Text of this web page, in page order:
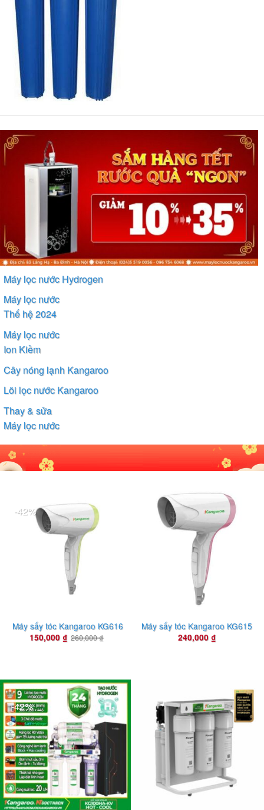
Máy lọc nước Hydrogen
Máy lọc nước
Thế hệ 2024
Máy lọc nước
Ion Kiềm
Cây nóng lạnh Kangaroo
Lõi lọc nước Kangaroo
Thay & sửa
Máy lọc nước
-42%
Máy sấy tóc Kangaroo KG616
150,000₫ 260,000₫
Máy sấy tóc Kangaroo KG615
240,000 ₫
lọc nước Kangaroo Hydrogen
-42%